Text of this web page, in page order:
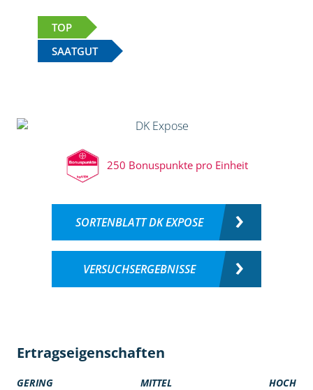
TOP
SAATGUT
250 Bonuspunkte pro Einheit
SORTENBLATT DK EXPOSE
VERSUCHSERGEBNISSE
Ertragseigenschaften
GERING MITTEL HOCH